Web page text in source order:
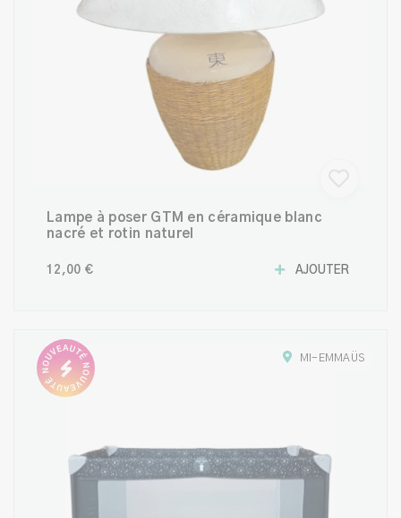
Lampe à poser GTM en céramique blanc
nacré et rotin naturel
12,00 € AJOUTER
MI-EMMAÜS